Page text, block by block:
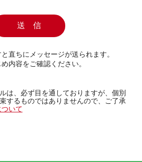
直ちにメッセージが送られます。
内容をご確認ください。
は、必ず目を通しておりますが、個別
するものではありませんので、ご了承
いて